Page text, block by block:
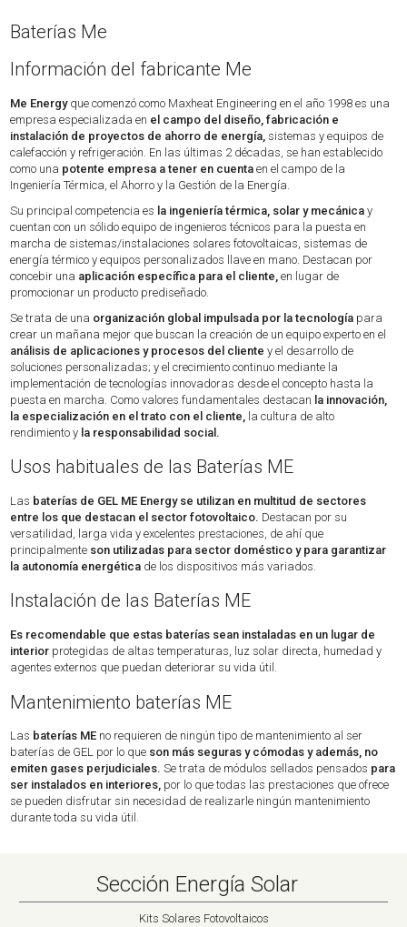
Baterías Me
Información del fabricante Me
Me Energyque comenzó como Maxheat Engineering en el año 1998 es una
empresa especializada en el campo del diseño, fabricación e
instalación de proyectos de ahorro de energía, sistemas y equipos de
calefacción y refrigeración. En las últimas 2 décadas, se han establecido
como una potente empresa a tener en cuenta en el campo de la
Ingeniería Térmica, el Ahorro y la Gestión de la Energía.
Su principal competencia es la ingeniería térmica, solar y mecánica y
cuentan con un sólido equipo de ingenieros técnicos para la puesta en
marcha de sistemas/instalaciones solares fotovoltaicas, sistemas de
energía térmico y equipos personalizados llave en mano. Destacan por
concebir una aplicación específica para el cliente, en lugar de
promocionar un producto prediseñado.
Se trata de una organización global impulsada por la tecnología para
crear un mañana mejor que buscan la creación de un equipo experto en el
análisis de aplicaciones y procesos del cliente y el desarrollo de
soluciones personalizadas; y el crecimiento continuo mediante la
implementación de tecnologías innovadoras desde el concepto hasta la
puesta en marcha. Como valores fundamentales destacan la innovación,
la especialización en el trato con el cliente, la cultura de alto
rendimiento y la responsabilidad social.
Usos habituales de las Baterías ME
Las baterías de GEL ME Energy se utilizan en multitud de sectores
entre los que destacan el sector fotovoltaico. Destacan por su
versatilidad, larga vida y excelentes prestaciones, de ahí que
principalmente son utilizadas para sector doméstico y para garantizar
la autonomía energética de los dispositivos más variados.
Instalación de las Baterías ME
Es recomendable que estas baterías sean instaladas en un lugar de
interior protegidas de altas temperaturas, luz solar directa, humedad y
agentes externos que puedan deteriorar su vida útil.
Mantenimiento baterías ME
Las baterías ME no requieren de ningún tipo de mantenimiento al ser
baterías de GEL por lo que son más seguras y cómodas y además, no
emiten gases perjudiciales. Se trata de módulos sellados pensados para
ser instalados en interiores, por lo que todas las prestaciones que ofrece
se pueden disfrutar sin necesidad de realizarle ningún mantenimiento
durante toda su vida útil.
Sección Energía Solar
Kits Solares Fotovoltaicos